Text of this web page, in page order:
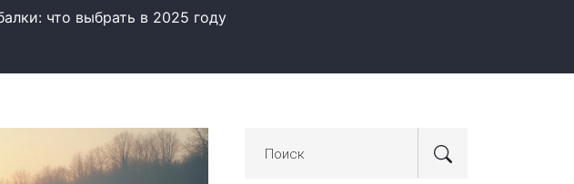
что выбрать в 2025 году